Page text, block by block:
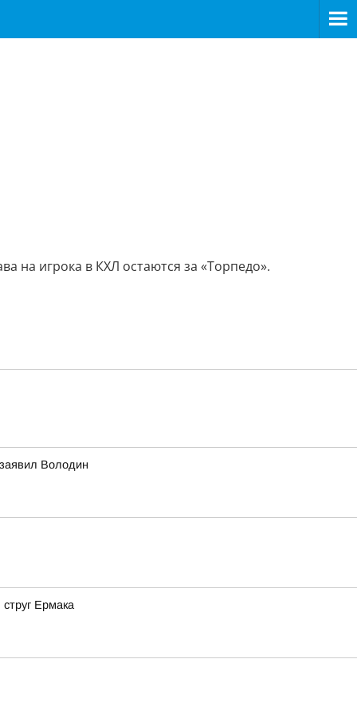
на игрока в КХЛ остаются за «Торпедо».
Володин
Ермака